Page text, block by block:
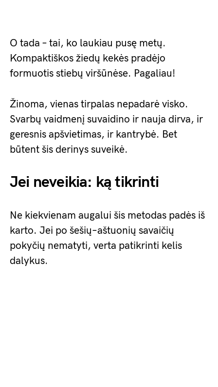
O tada – tai, ko laukiau pusę metų.
Kompaktiškos žiedų kekės pradėjo
formuotis stiebų viršūnėse. Pagaliau!
Žinoma, vienas tirpalas nepadarė visko.
Svarbų vaidmenį suvaidino ir nauja dirva, ir
geresnis apšvietimas, ir kantrybė. Bet
būtent šis derinys suveikė.
Jei neveikia: ką tikrinti
Ne kiekvienam augalui šis metodas padės iš
karto. Jei po šešių–aštuonių savaičių
pokyčių nematyti, verta patikrinti kelis
dalykus.